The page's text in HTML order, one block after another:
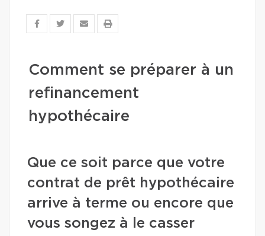
Comment se préparer à un
refinancement
hypothécaire
Que ce soit parce que votre
contrat de prêt hypothécaire
arrive à terme ou encore que
vous songez à le casser